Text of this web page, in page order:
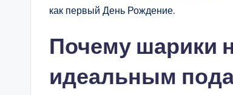
как первый День Рождение.
Почему шарики
идеальным